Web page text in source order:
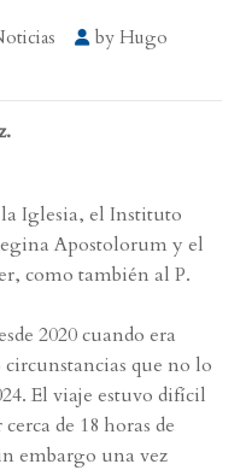
by Hugo
Iglesia, el Instituto
Apostolorum y el
como también al P.
2020 cuando era
que no lo
El viaje estuvo difícil
de 18 horas de
embargo una vez